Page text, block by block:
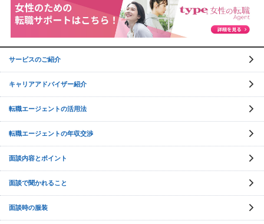
サービスのご紹介
キャリアアドバイザー紹介
転職エージェントの活用法
転職エージェントの年収交渉
面談内容とポイント
面談で聞かれること
面談時の服装